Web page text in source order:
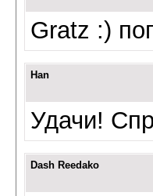
Gratz :)
Han
Удачи!
Dash Reedako